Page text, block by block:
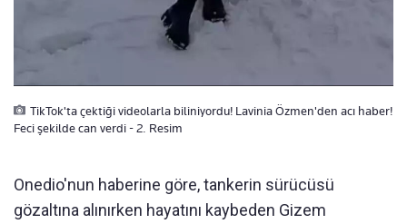
TikTok'ta çektiği videolarla biliniyordu! Lavinia Özmen'den acı haber!
Feci şekilde can verdi - 2. Resim
Onedio'nun haberine göre, tankerin sürücüsü
gözaltına alınırken hayatını kaybeden Gizem